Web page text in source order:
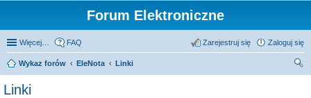
Forum Elektroniczne
Więcej… FAQ Zaloguj się
Zarejestruj się
Wykaz forów EleNota
Linki
Linki